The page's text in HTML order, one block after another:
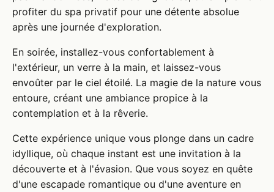
profiter du spa privatif pour une détente absolue
après une journée d'exploration.
En soirée, installez-vous confortablement à
l'extérieur, un verre à la main, et laissez-vous
envoûter par le ciel étoilé. La magie de la nature vous
entoure, créant une ambiance propice à la
contemplation et à la rêverie.
Cette expérience unique vous plonge dans un cadre
idyllique, où chaque instant est une invitation à la
découverte et à l'évasion. Que vous soyez en quête
d'une escapade romantique ou d'une aventure en